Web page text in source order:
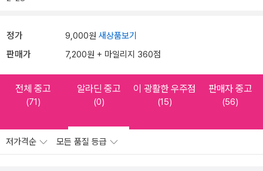
정가 9,000원 새상품보기
판매가 7,200원 + 마일리지 360점
전체 중고
(71)
알라딘 중고
(0)
이 광활한 우주점
(15)
판매자 중고
(56)
저가격순 모든 품질 등급